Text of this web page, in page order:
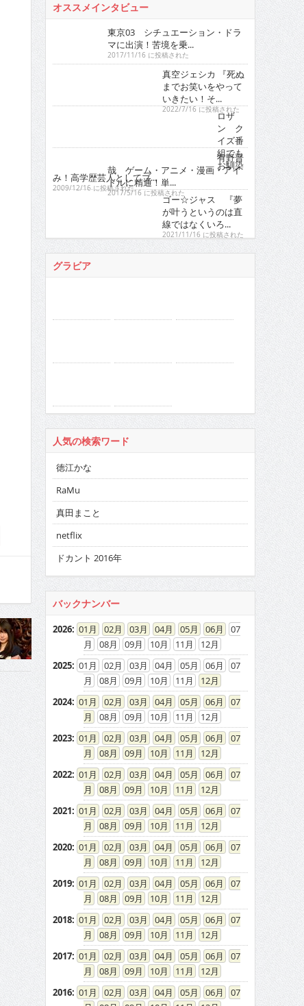
までお笑いをやって
いきたい！そ...
2022/7/16 に投稿された
ロザ
ン ク
イズ番
組でも
お馴染
有野晋
哉 ゲーム・アニメ・漫画・アイ
ゴー☆ジャス 『夢
が叶うというのは直
線ではなくいろ...
2021/11/16 に投稿された
徳江かな
RaMu
netflix
ドカント 2016年
バックナンバー
2026:01 02 03 04 05 06
07
08
09 10 11
12
2025 : 01 02
08
09 10 11
12
01 02 03 04 05 06
08
09 10 11
12
01 02 03 04 05 06
08
09 10 11
12
01 02 03 04 05 06
08
09 10 11
12
01 02 03 04 05 06
08
09 10 11
12
01 02 03 04 05 06
08
09 10 11
12
01 02 03 04 05 06
08
09 10 11
12
01 02 03 04 05 06
08
09 10 11
12
01 02 03 04 05 06
08
09 10 11
12
01 02 03 04 05 06
08
09 10 11
12
01 02 03 04 05 06
08
09 10 11
12